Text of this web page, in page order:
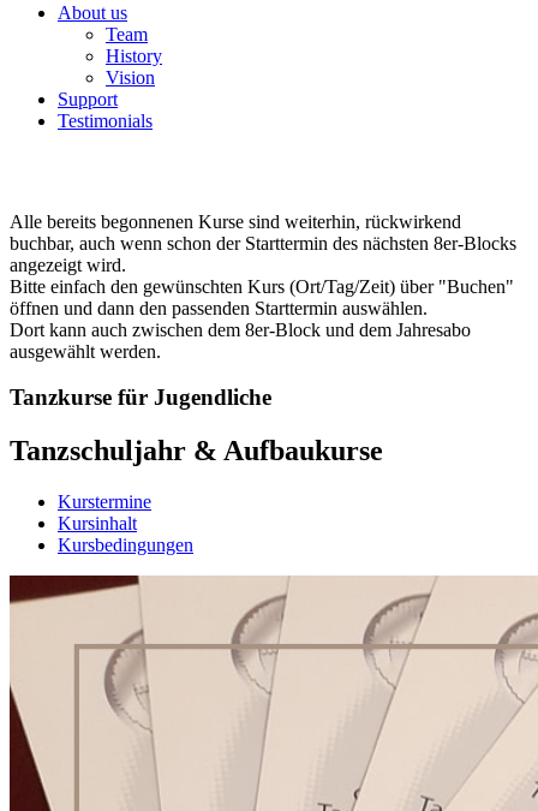
About us
Team
History
Vision
Support
Testimonials
Alle bereits begonnenen Kurse sind weiterhin, rückwirkend
buchbar, auch wenn schon der Starttermin des nächsten 8er-Blocks
angezeigt wird.
Bitte einfach den gewünschten Kurs (Ort/Tag/Zeit) über "Buchen"
öffnen und dann den passenden Starttermin auswählen.
Dort kann auch zwischen dem 8er-Block und dem Jahresabo
ausgewählt werden.
Tanzkurse für Jugendliche
Tanzschuljahr & Aufbaukurse
Kurstermine
Kursinhalt
Kursbedingungen